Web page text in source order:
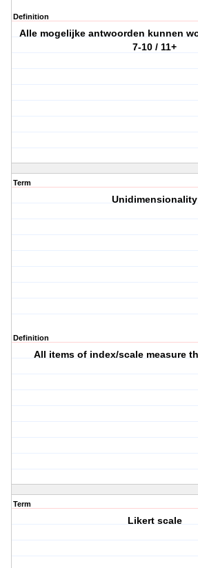
Definition
Alle mogelijke antwoorden kunnen
7-10 / 11+
Term
Unidimensionality
Definition
All items of index/scale measure
Term
Likert scale